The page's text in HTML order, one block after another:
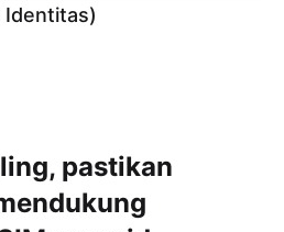
Identitas)
pastikan